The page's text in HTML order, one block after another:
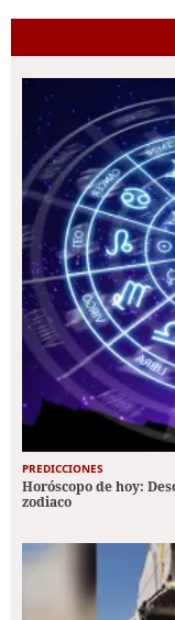
PREDICCIONES
Horóscopo de hoy:
zodiaco